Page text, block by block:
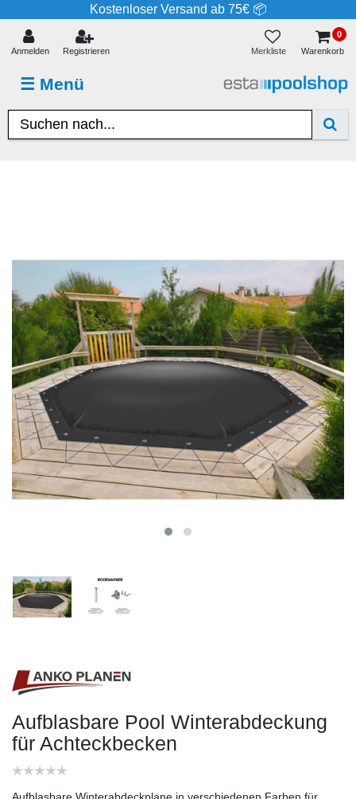
Kostenloser Versand ab 75€ 📦
☰ Menü
Anmelden Registrieren Merkliste
0
Warenkorb
Aufblasbare Pool Winterabdeckung
für Achteckbecken
Aufblasbare Winterabdeckplane in verschiedenen Farben für